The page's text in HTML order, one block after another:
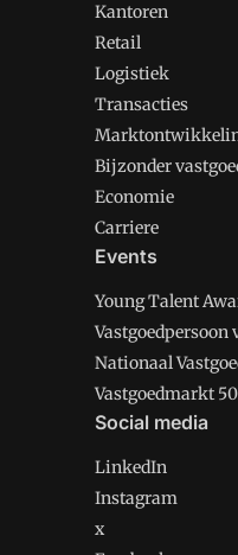
Kantoren
Retail
Logistiek
Transacties
Bijzonder
Economie
Carriere
Events
Young Talent
Vastgoedpersoon
Nationaal
Vastgoedmarkt
Social media
LinkedIn
Instagram
x